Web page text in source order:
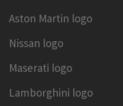
Aston Martin logo
Nissan logo
Maserati logo
Lamborghini logo